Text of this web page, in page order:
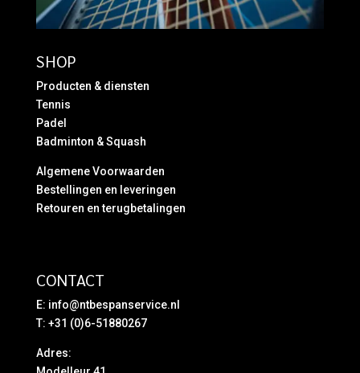
SHOP
Producten & diensten
Tennis
Padel
Badminton & Squash
Algemene Voorwaarden
Bestellingen en leveringen
Retouren en terugbetalingen
CONTACT
E: info@ntbespanservice.nl
T: +31 (0)6-51880267
Adres: